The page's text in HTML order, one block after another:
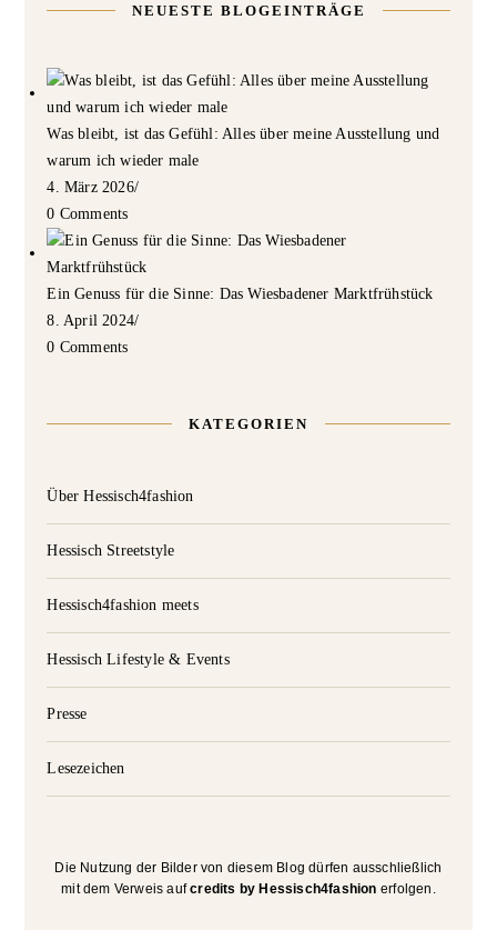
NEUESTE BLOGEINTRÄGE
Was bleibt, ist das Gefühl: Alles über meine Ausstellung und
warum ich wieder male
4. März 2026/
0 Comments
Ein Genuss für die Sinne: Das Wiesbadener Marktfrühstück
8. April 2024/
0 Comments
KATEGORIEN
Über Hessisch4fashion
Hessisch Streetstyle
Hessisch4fashion meets
Hessisch Lifestyle & Events
Presse
Lesezeichen
Die Nutzung der Bilder von diesem Blog dürfen ausschließlich
mit dem Verweis aufcredits by Hessisch4fashion erfolgen.